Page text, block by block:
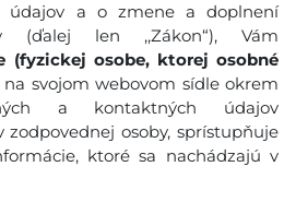
údajov a o zmene a doplnení
(ďalej len ,,Zákon“), Vám
(fyzickej osobe, ktorej osobné
svojom webovom sídle okrem
a kontaktných údajov
osoby, sprístupňuje
ktoré sa nachádzajú v